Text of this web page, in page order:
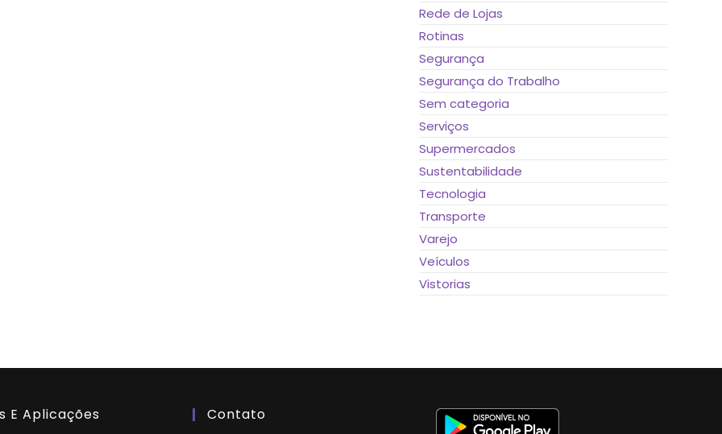
Rede de Lojas
Rotinas
Segurança
Segurança do Trabalho
Sem categoria
Serviços
Supermercados
Sustentabilidade
Tecnologia
Transporte
Varejo
Veículos
Vistorias
E Aplicações Contato